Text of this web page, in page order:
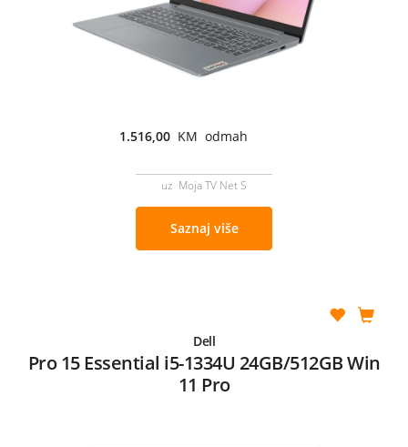
1.516,00 KM odmah
uz Moja TV Net S
Saznaj više
Dell
Pro 15 Essential i5-1334U 24GB/512GB Win
11 Pro